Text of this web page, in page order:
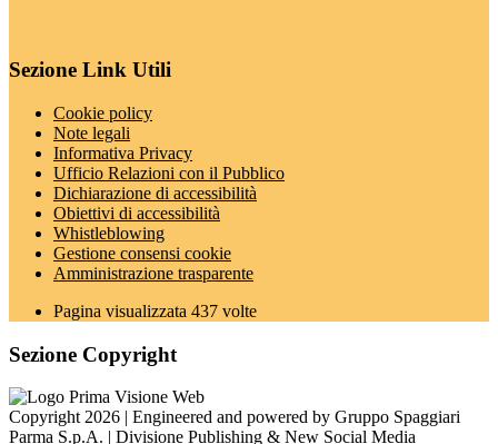
Sezione Link Utili
Cookie policy
Note legali
Informativa Privacy
Ufficio Relazioni con il Pubblico
Dichiarazione di accessibilità
Obiettivi di accessibilità
Whistleblowing
Gestione consensi cookie
Amministrazione trasparente
Pagina visualizzata 437 volte
Sezione Copyright
Copyright 2026 | Engineered and powered by Gruppo Spaggiari
Parma S.p.A. | Divisione Publishing & New Social Media